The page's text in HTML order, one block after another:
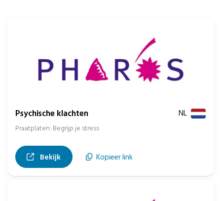
Psychische klachten NL
Praatplaten: Begrijp je stress
Bekijk, opent in nieuw tabblad
Kopieer link